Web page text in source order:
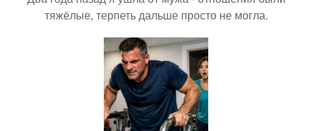
тяжёлые, терпеть дальше просто не могла.